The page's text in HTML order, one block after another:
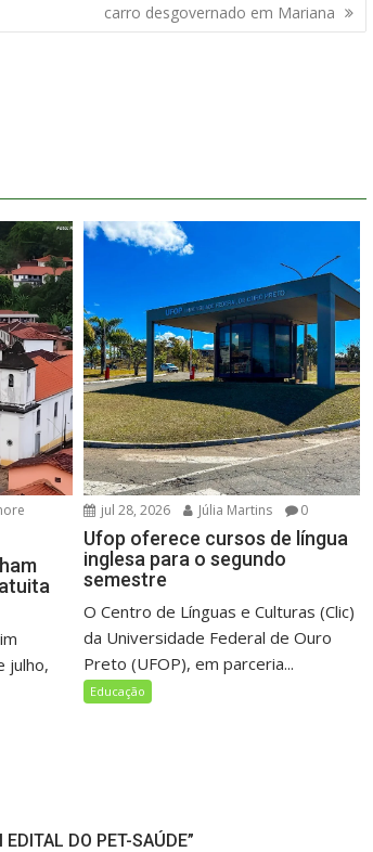
carro desgovernado em Mariana
julho,
jul 28, 2026 Júlia Martins 0
Ufop oferece cursos de língua
inglesa para o segundo
semestre
O Centro de Línguas e Culturas (Clic)
da Universidade Federal de Ouro
Preto (UFOP), em parceria...
Educação
DO PET-SAÚDE”